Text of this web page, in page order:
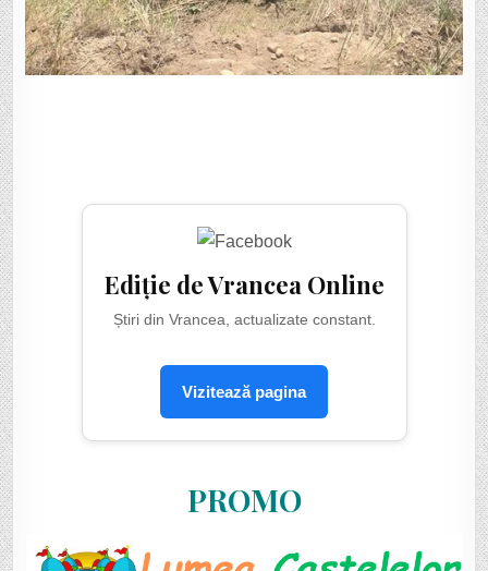
Ediție de Vrancea Online
Știri din Vrancea, actualizate constant.
Vizitează pagina
PROMO